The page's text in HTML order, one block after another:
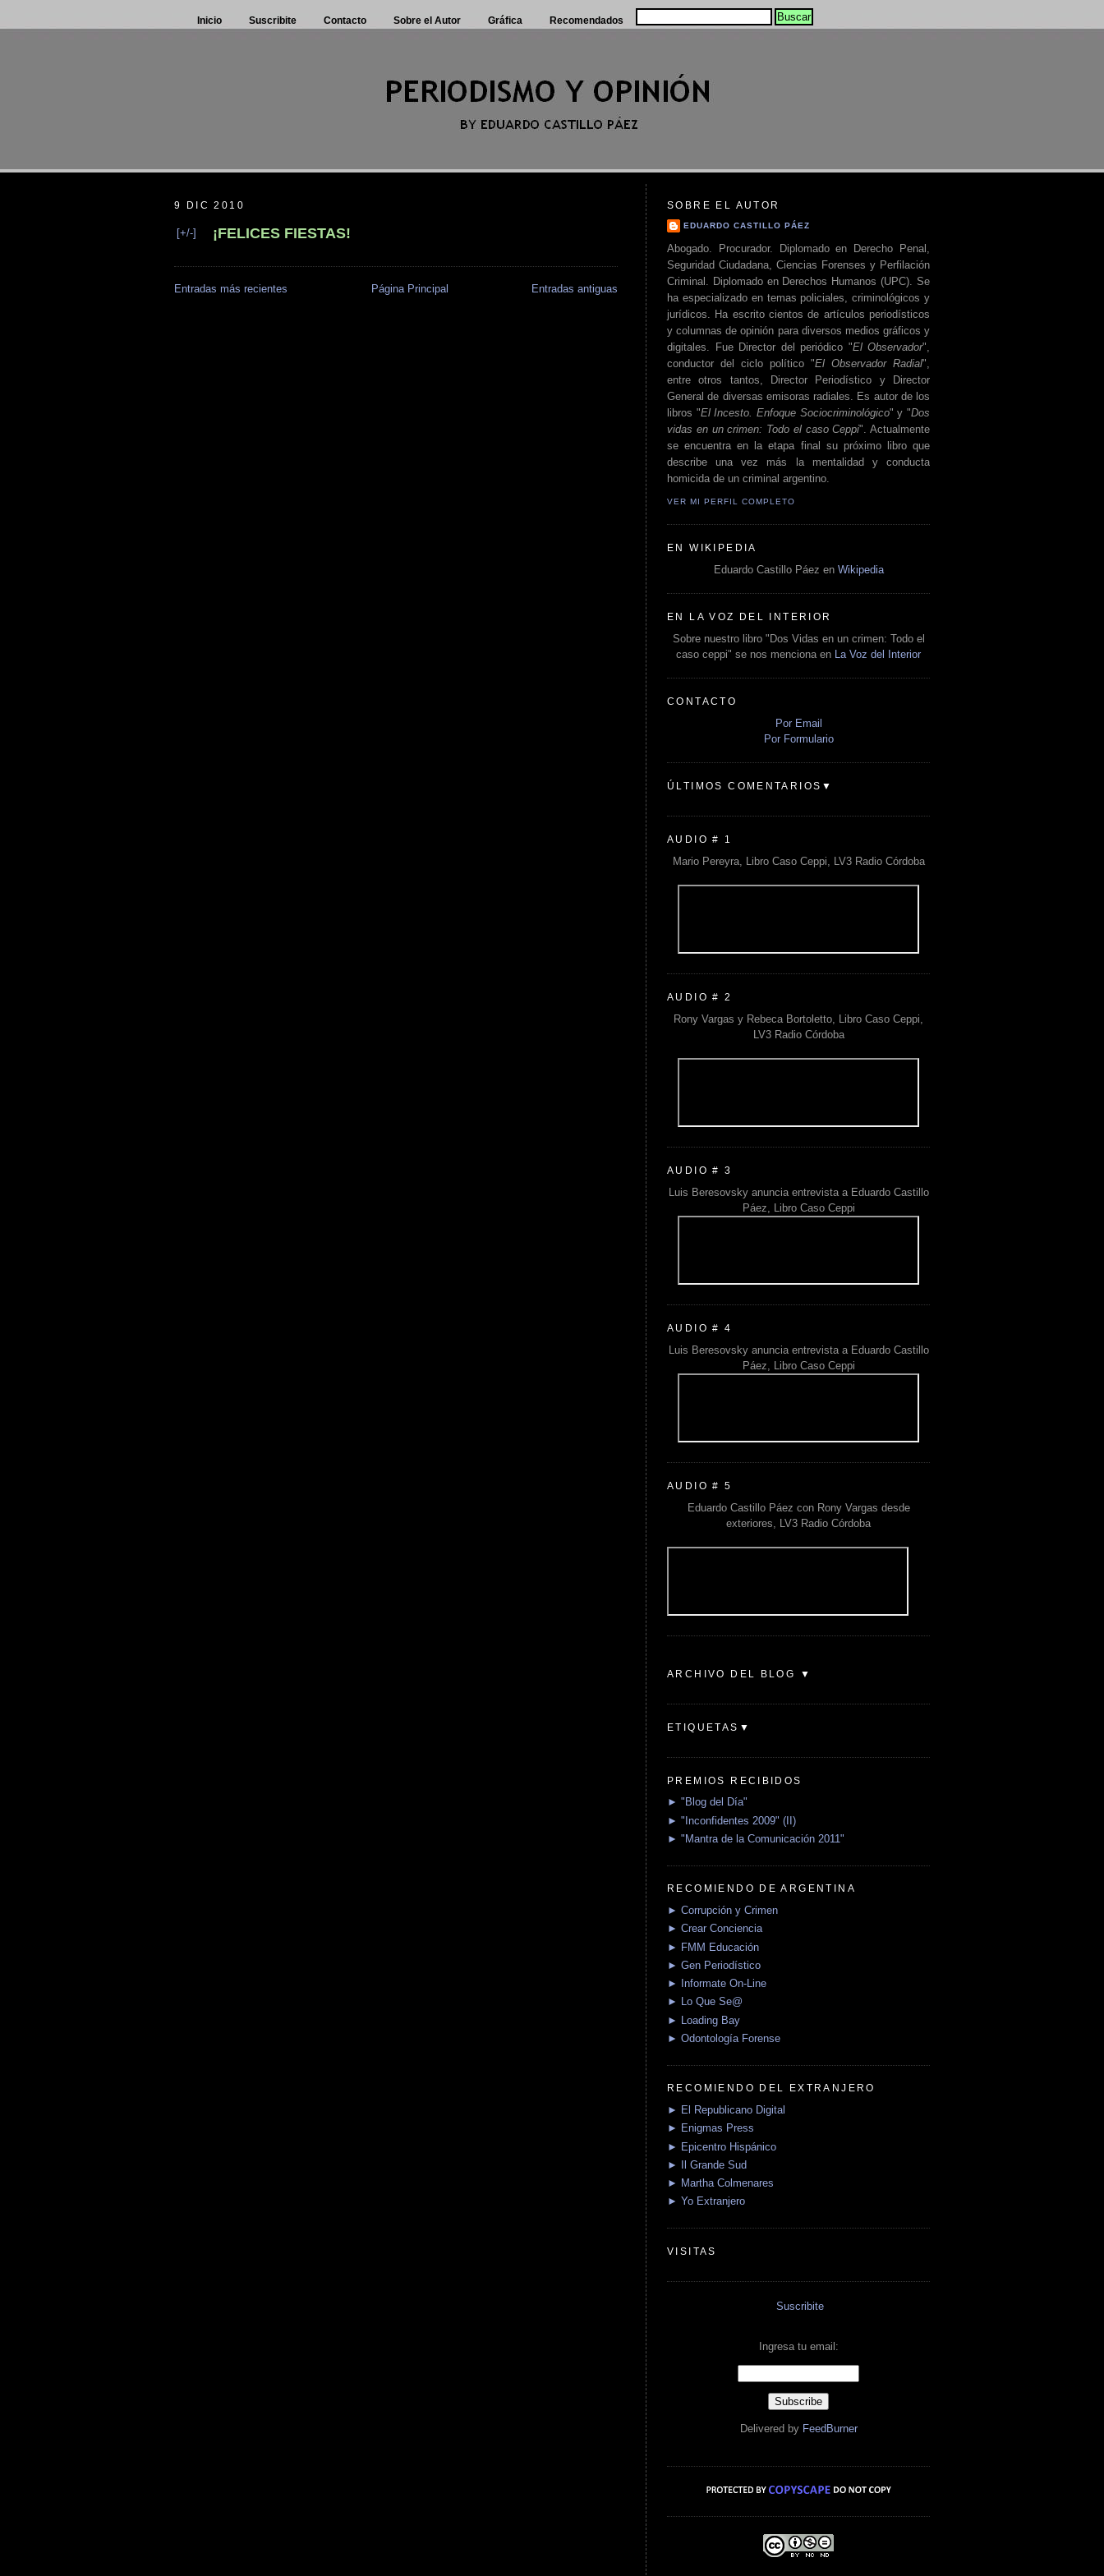
Inicio Suscribite Contacto Sobre el Autor Gráfica Recomendados
9 DIC 2010
[+/-] ¡FELICES FIESTAS!
Entradas más recientes Entradas antiguas
Página Principal
SOBRE EL AUTOR
EDUARDO CASTILLO PÁEZ
Abogado. Procurador. Diplomado en Derecho Penal,
Seguridad Ciudadana, Ciencias Forenses y Perfilación
Criminal. Diplomado en Derechos Humanos (UPC). Se
ha especializado en temas policiales, criminológicos y
jurídicos. Ha escrito cientos de artículos periodísticos
y columnas de opinión para diversos medios gráficos y
digitales. Fue Director del periódico "El Observador",
conductor del ciclo político "El Observador Radial",
entre otros tantos, Director Periodístico y Director
General de diversas emisoras radiales. Es autor de los
libros "El Incesto. Enfoque Sociocriminológico" y "Dos
vidas en un crimen: Todo el caso Ceppi". Actualmente
se encuentra en la etapa final su próximo libro que
describe una vez más la mentalidad y conducta
homicida de un criminal argentino.
VER MI PERFIL COMPLETO
EN WIKIPEDIA
Eduardo Castillo Páez en Wikipedia
EN LA VOZ DEL INTERIOR
Sobre nuestro libro "Dos Vidas en un crimen: Todo el
caso ceppi" se nos menciona en
La Voz del Interior
CONTACTO
Por Email
Por Formulario
ÚLTIMOS COMENTARIOS▼
AUDIO # 1
Mario Pereyra, Libro Caso Ceppi, LV3 Radio Córdoba
AUDIO # 2
Rony Vargas y Rebeca Bortoletto, Libro Caso Ceppi,
LV3 Radio Córdoba
AUDIO # 3
Luis Beresovsky anuncia entrevista a Eduardo Castillo
Páez, Libro Caso Ceppi
AUDIO # 4
Luis Beresovsky anuncia entrevista a Eduardo Castillo
Páez, Libro Caso Ceppi
AUDIO # 5
Eduardo Castillo Páez con Rony Vargas desde
exteriores, LV3 Radio Córdoba
ARCHIVO DEL BLOG ▼
ETIQUETAS▼
PREMIOS RECIBIDOS
► "Blog del Día"
► "Inconfidentes 2009" (II)
► "Mantra de la Comunicación 2011"
RECOMIENDO DE ARGENTINA
► Corrupción y Crimen
► Crear Conciencia
► FMM Educación
► Gen Periodístico
► Informate On-Line
► Lo Que Se@
► Loading Bay
► Odontología Forense
RECOMIENDO DEL EXTRANJERO
► El Republicano Digital
► Enigmas Press
► Epicentro Hispánico
► Il Grande Sud
► Martha Colmenares
► Yo Extranjero
VISITAS
Suscribite
Ingresa tu email:
Delivered by FeedBurner